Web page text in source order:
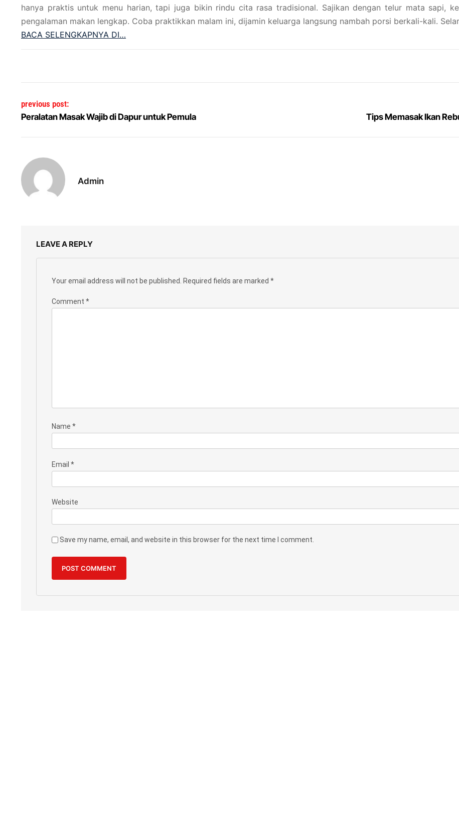
hanya praktis untuk menu harian, tapi juga bikin rindu cita rasa tradisional. Sajikan dengan telur mata sapi,
pengalaman makan lengkap. Coba praktikkan malam ini, dijamin keluarga langsung nambah porsi berkali-kali.
BACA SELENGKAPNYA DI…
Post navigation
previous post:
Peralatan Masak Wajib di Dapur untuk Pemula
Tips Memasak Ikan
Admin
LEAVE A REPLY
Your email address will not be published. Required fields are marked *
Comment *
Name *
Email *
Website
Save my name, email, and website in this browser for the next time I comment.